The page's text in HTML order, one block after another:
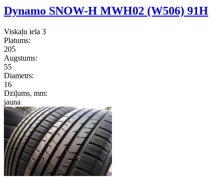
Dynamo SNOW-H MWH02 (W506) 91H
Viskaļu iela 3
Platums:
205
Augstums:
55
Diametrs:
16
Dziļums, mm:
jauna